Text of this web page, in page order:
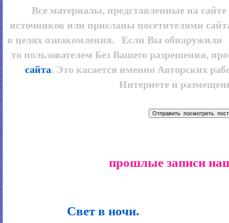
Все материалы, представленные на сайте
источников или присланы посетителями
в целях ознакомления. Если Вы
то пользователем Без Вашего разрешения,
сайта. Это касается именно Авторских
Интернете и
прошлые записи
Свет в ночи.